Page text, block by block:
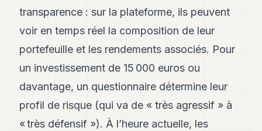
S'ABONNER
FR
transparence : sur la plateforme, ils peuvent
voir en temps réel la composition de leur
portefeuille et les rendements associés. Pour
un investissement de 15 000 euros ou
davantage, un questionnaire détermine leur
profil de risque (qui va de « très agressif » à
« très défensif »). À l’heure actuelle, les